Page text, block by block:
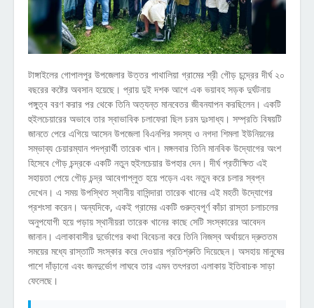
টাঙ্গাইলের গোপালপুর উপজেলার উত্তর পাথালিয়া গ্রামের শ্রী গৌড় চন্দ্রের দীর্ঘ ২০
বছরের কষ্টের অবসান হয়েছে। প্রায় দুই দশক আগে এক ভয়াবহ সড়ক দুর্ঘটনায়
পঙ্গুত্ব বরণ করার পর থেকে তিনি অত্যন্ত মানবেতর জীবনযাপন করছিলেন। একটি
হুইলচেয়ারের অভাবে তার স্বাভাবিক চলাফেরা ছিল চরম দুঃসাধ্য। সম্প্রতি বিষয়টি
জানতে পেরে এগিয়ে আসেন উপজেলা বিএনপির সদস্য ও নগদা শিমলা ইউনিয়নের
সম্ভাব্য চেয়ারম্যান পদপ্রার্থী তারেক খান। মঙ্গলবার তিনি মানবিক উদ্যোগের অংশ
হিসেবে গৌড় চন্দ্রকে একটি নতুন হুইলচেয়ার উপহার দেন। দীর্ঘ প্রতীক্ষিত এই
সহায়তা পেয়ে গৌড় চন্দ্র আবেগাপ্লুত হয়ে পড়েন এবং নতুন করে চলার স্বপ্ন
দেখেন। এ সময় উপস্থিত স্থানীয় বাসিন্দারা তারেক খানের এই মহতী উদ্যোগের
প্রশংসা করেন। অন্যদিকে, একই গ্রামের একটি গুরুত্বপূর্ণ কাঁচা রাস্তা চলাচলের
অনুপযোগী হয়ে পড়ায় স্থানীয়রা তারেক খানের কাছে সেটি সংস্কারের আবেদন
জানান। এলাকাবাসীর দুর্ভোগের কথা বিবেচনা করে তিনি নিজস্ব অর্থায়নে দ্রুততম
সময়ের মধ্যে রাস্তাটি সংস্কার করে দেওয়ার প্রতিশ্রুতি দিয়েছেন। অসহায় মানুষের
পাশে দাঁড়ানো এবং জনদুর্ভোগ লাঘবে তার এমন তৎপরতা এলাকায় ইতিবাচক সাড়া
ফেলেছে।